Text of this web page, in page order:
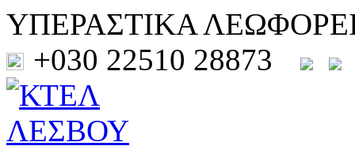
ΥΠΕΡΑΣΤΙΚΑ
+030 22510 28873